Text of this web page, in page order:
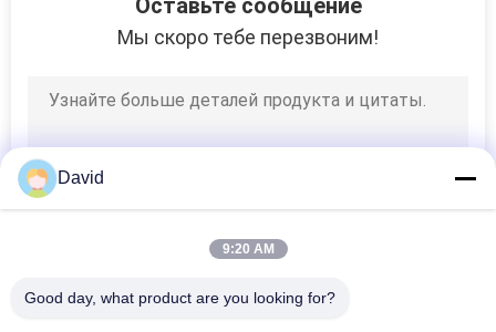
Мы скоро тебе перезвоним!
David
9:20 AM
Good day, what product are you looking for?